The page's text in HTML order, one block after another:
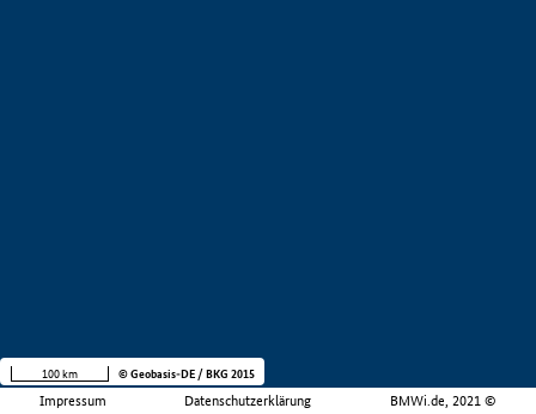
Impressum Datenschutzerklärung BMWi.de, 2021 ©
100 km © Geobasis-DE / BKG 2015